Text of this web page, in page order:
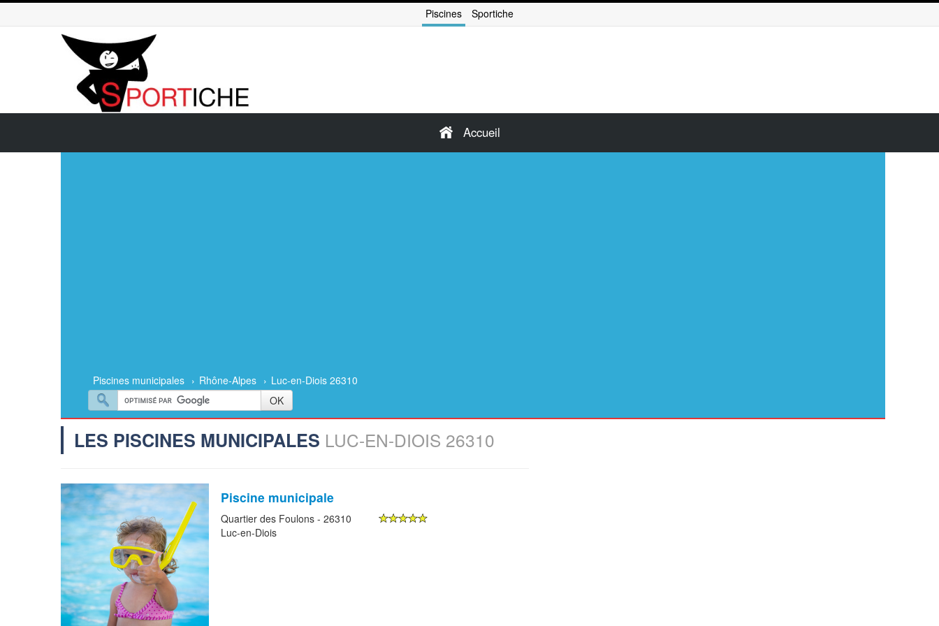
Piscines Sportiche
Accueil
Piscines municipales › Rhône-Alpes › Luc-en-Diois 26310
LES PISCINES MUNICIPALES LUC-EN-DIOIS 26310
Piscine municipale
Quartier des Foulons - 26310
Luc-en-Diois